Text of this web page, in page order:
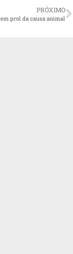
PRÓXIMO
prol da causa animal